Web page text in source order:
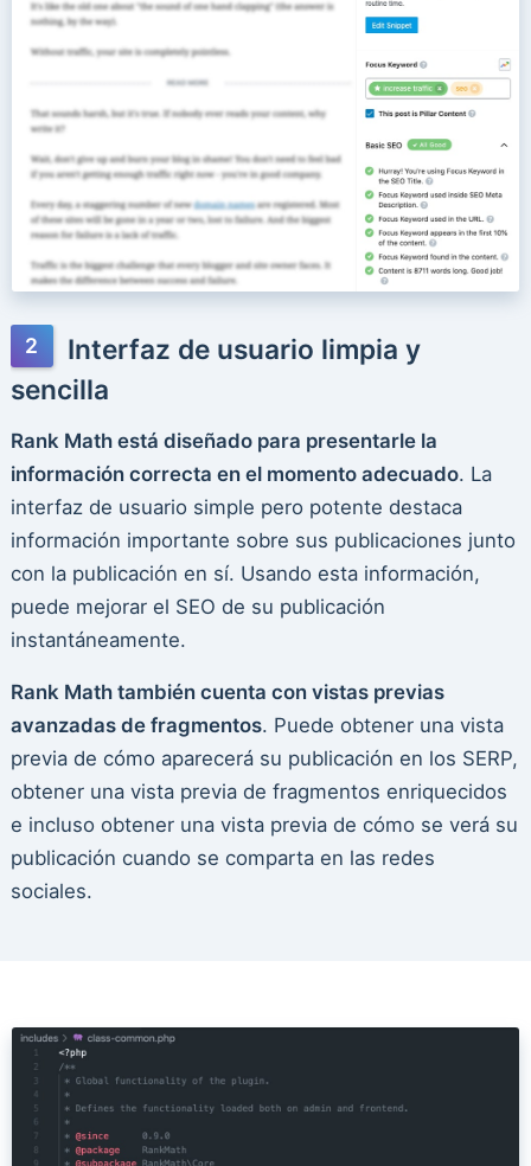
Interfaz de usuario limpia y
sencilla
Rank Math está diseñado para presentarle la
información correcta en el momento adecuado. La
interfaz de usuario simple pero potente destaca
información importante sobre sus publicaciones junto
con la publicación en sí. Usando esta información,
puede mejorar el SEO de su publicación
instantáneamente.
Rank Math también cuenta con vistas previas
avanzadas de fragmentos. Puede obtener una vista
previa de cómo aparecerá su publicación en los SERP,
obtener una vista previa de fragmentos enriquecidos
e incluso obtener una vista previa de cómo se verá su
publicación cuando se comparta en las redes
sociales.